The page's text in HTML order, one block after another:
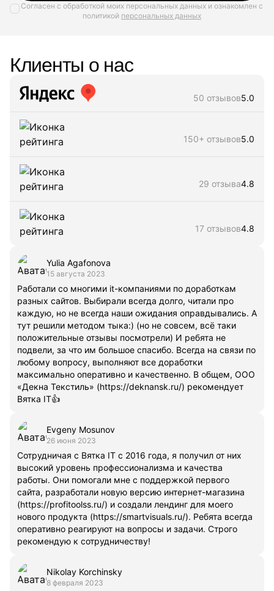
Согласен с обработкой моих персональных данных и ознакомлен с
политикой персональных данных
Клиенты о нас
50 отзывов5.0
150+ отзывов5.0
29 отзыва4.8
17 отзывов4.8
Yulia Αgafonova
15 августа 2023
Работали со многими it-компаниями по доработкам
разных сайтов. Выбирали всегда долго, читали про
каждую, но не всегда наши ожидания оправдывались. А
тут решили методом тыка:) (но не совсем, всё таки
положительные отзывы посмотрели) И ребята не
подвели, за что им большое спасибо. Всегда на связи по
любому вопросу, выполняют все доработки
максимально оперативно и качественно. В общем, ООО
«Декна Текстиль» (https://deknansk.ru/) рекомендует
Вятка IT👍
Evgeny Mosunov
26 июня 2023
Сотрудничая с Вятка IT с 2016 года, я получил от них
высокий уровень профессионализма и качества
работы. Они помогали мне с поддержкой первого
сайта, разработали новую версию интернет-магазина
(https://profitoolss.ru/) и создали лендинг для моего
нового продукта (https://smartvisuals.ru/). Ребята всегда
оперативно реагируют на вопросы и задачи. Строго
рекомендую к сотрудничеству!
Nikolay Korchinsky
8 февраля 2023